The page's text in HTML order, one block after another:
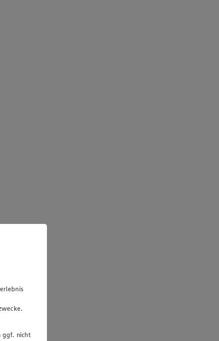
ggf. nicht